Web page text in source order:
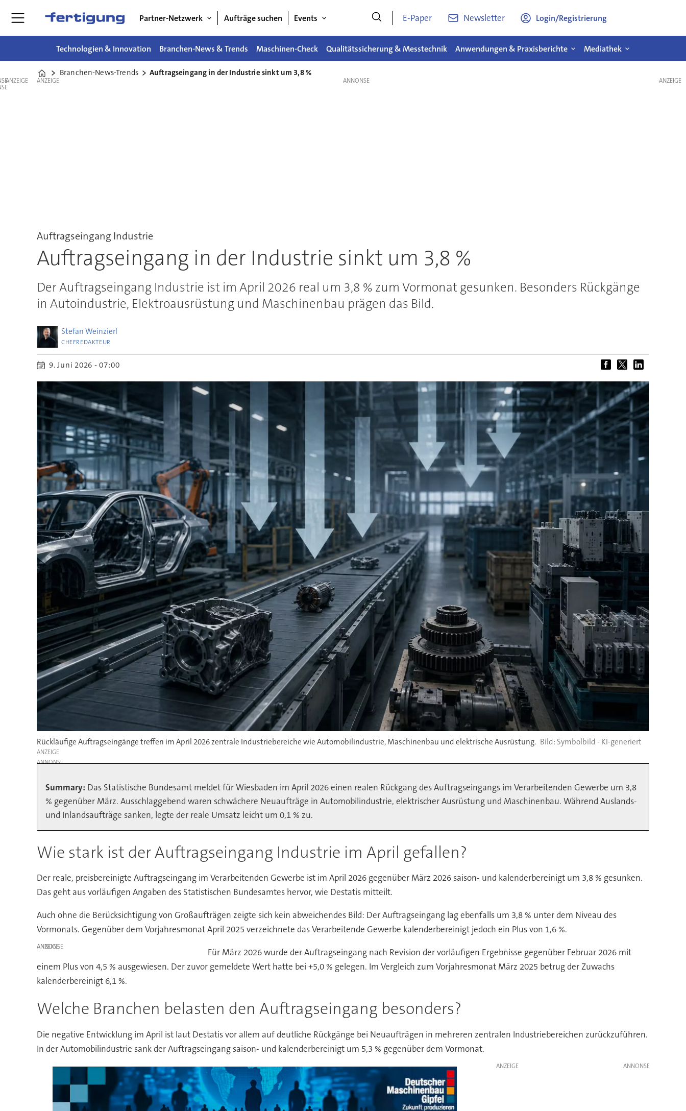
Partner-Netzwerk Aufträge suchen Events E-Paper Newsletter Login/Registrierung
Technologien & Innovation Branchen-News & Trends Maschinen-Check Qualitätssicherung & Messtechnik Anwendungen & Praxisberichte Mediathek
Home
Branchen-News-Trends Auftragseingang in der Industrie sinkt um 3,8 %
ANZEIGE ANZEIGE
Auftragseingang Industrie
Auftragseingang in der Industrie sinkt um 3,8 %
Der Auftragseingang Industrie ist im April 2026 real um 3,8 % zum Vormonat gesunken. Besonders Rückgänge
in Autoindustrie, Elektroausrüstung und Maschinenbau prägen das Bild.
Stefan Weinzierl
CHEFREDAKTEUR
9. Juni 2026 - 07:00
Rückläufige Auftragseingänge treffen im April 2026 zentrale Industriebereiche wie Automobilindustrie, Maschinenbau und elektrische Ausrüstung. Symbolbild - KI-generiert
ANZEIGE
Summary: Das Statistische Bundesamt meldet für Wiesbaden im April 2026 einen realen Rückgang des Auftragseingangs im Verarbeitenden Gewerbe um 3,8
% gegenüber März. Ausschlaggebend waren schwächere Neuaufträge in Automobilindustrie, elektrischer Ausrüstung und Maschinenbau. Während Auslands-
und Inlandsaufträge sanken, legte der reale Umsatz leicht um 0,1 % zu.
Wie stark ist der Auftragseingang Industrie im April gefallen?
Der reale, preisbereinigte Auftragseingang im Verarbeitenden Gewerbe ist im April 2026 gegenüber März 2026 saison- und kalenderbereinigt um 3,8 % gesunken.
Das geht aus vorläufigen Angaben des Statistischen Bundesamtes hervor, wie Destatis mitteilt.
Auch ohne die Berücksichtigung von Großaufträgen zeigte sich kein abweichendes Bild: Der Auftragseingang lag ebenfalls um 3,8 % unter dem Niveau des
Vormonats. Gegenüber dem Vorjahresmonat April 2025 verzeichnete das Verarbeitende Gewerbe kalenderbereinigt jedoch ein Plus von 1,6 %.
ANZEIGE
Für März 2026 wurde der Auftragseingang nach Revision der vorläufigen Ergebnisse gegenüber Februar 2026 mit
einem Plus von 4,5 % ausgewiesen. Der zuvor gemeldete Wert hatte bei +5,0 % gelegen. Im Vergleich zum Vorjahresmonat März 2025 betrug der Zuwachs
kalenderbereinigt 6,1 %.
Welche Branchen belasten den Auftragseingang besonders?
Die negative Entwicklung im April ist laut Destatis vor allem auf deutliche Rückgänge bei Neuaufträgen in mehreren zentralen Industriebereichen zurückzuführen.
In der Automobilindustrie sank der Auftragseingang saison- und kalenderbereinigt um 5,3 % gegenüber dem Vormonat.
ANZEIGE
ANZEIGE